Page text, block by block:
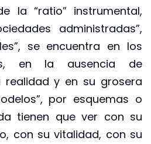
la “ratio” instrumental,
administradas”,
se encuentra en los
en la ausencia de
realidad y en su grosera
por esquemas o
tienen que ver con su
con su vitalidad, con su